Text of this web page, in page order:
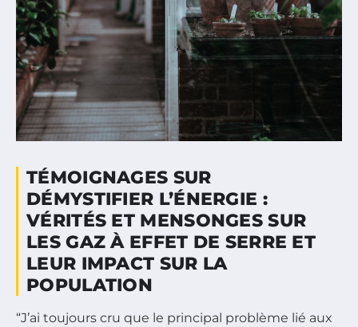
TÉMOIGNAGES SUR
DÉMYSTIFIER L’ÉNERGIE :
VÉRITÉS ET MENSONGES SUR
LES GAZ À EFFET DE SERRE ET
LEUR IMPACT SUR LA
POPULATION
“J’ai toujours cru que le principal problème lié aux